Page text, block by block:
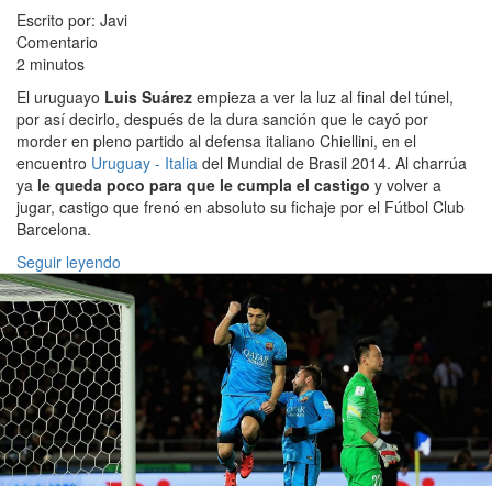
Escrito por: Javi
Comentario
2 minutos
El uruguayo Luis Suárez empieza a ver la luz al final del túnel,
por así decirlo, después de la dura sanción que le cayó por
morder en pleno partido al defensa italiano Chiellini, en el
encuentro Uruguay - Italia del Mundial de Brasil 2014. Al charrúa
ya le queda poco para que le cumpla el castigo y volver a
jugar, castigo que frenó en absoluto su fichaje por el Fútbol Club
Barcelona.
Seguir leyendo